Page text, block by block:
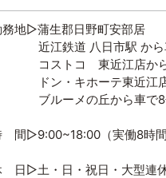
務地▷蒲生郡日野町安部居
江鉄道 八日市駅 から
ストコ 東近江店から
ン・キホーテ東近江店
ルーメの丘から車で8
間▷9:00~18:00（実働8時間
日▷土・日・祝日・大型連